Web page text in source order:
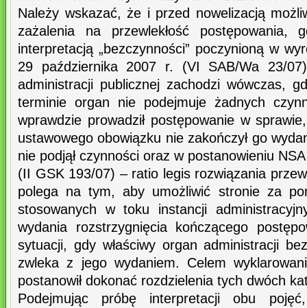
Należy wskazać, że i przed nowelizacją
zażalenia na przewlekłość postępowania,
interpretacją „bezczynności” poczynioną w
29 października 2007 r. (VI SAB/Wa 23/
administracji publicznej zachodzi wówczas,
terminie organ nie podejmuje żadnych
wprawdzie prowadził postępowanie w
ustawowego obowiązku nie zakończył go
nie podjął czynności oraz w postanowieniu
(II GSK 193/07) – ratio legis rozwiązania
polega na tym, aby umożliwić stronie za
stosowanych w toku instancji
wydania rozstrzygnięcia kończącego
sytuacji, gdy właściwy organ administracji
zwleka z jego wydaniem. Celem
postanowił dokonać rozdzielenia tych dwóch
Podejmując próbę interpretacji obu